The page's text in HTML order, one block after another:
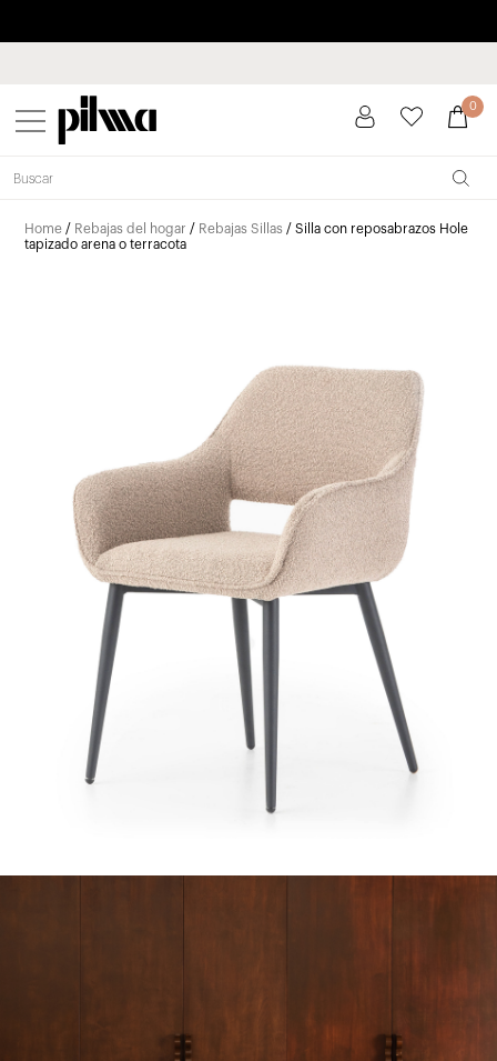
pilma 0
Home / Rebajas del hogar / Rebajas Sillas / Silla con reposabrazos Hole
tapizado arena o terracota